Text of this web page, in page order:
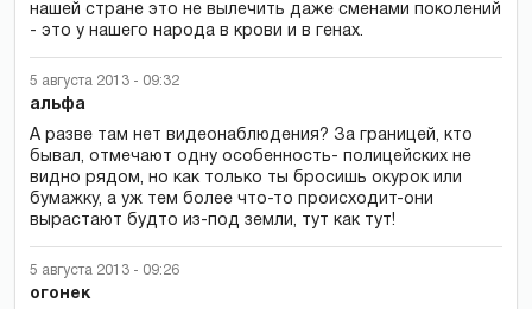
нашей стране это не вылечить даже сменами поколений
- это у нашего народа в крови и в генах.
5 августа 2013 - 09:32
альфа
А разве там нет видеонаблюдения? За границей, кто
бывал, отмечают одну особенность- полицейских не
видно рядом, но как только ты бросишь окурок или
бумажку, а уж тем более что-то происходит-они
вырастают будто из-под земли, тут как тут!
5 августа 2013 - 09:26
огонек